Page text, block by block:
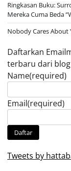
Ringkasan Buku:
Mereka Cuma Beda
Nobody Cares About
Daftarkan
terbaru dari
Name(required)
Email(required)
Daftar
Tweets by